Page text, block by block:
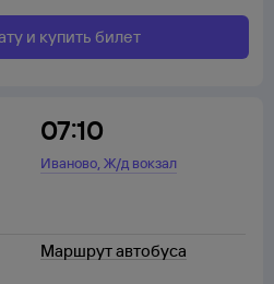
и купить билет
07:10
Иваново,Ж/д вокзал
Маршрут автобуса